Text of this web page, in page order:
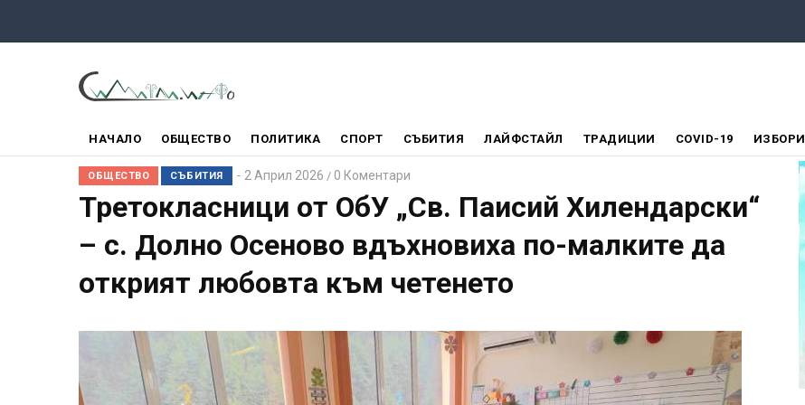
МЕНЮ
НАЧАЛО ОБЩЕСТВО ПОЛИТИКА СПОРТ СЪБИТИЯ ЛАЙФСТАЙЛ ТРАДИЦИИ COVID-19 ИЗБОРИ
ОБЩЕСТВО СЪБИТИЯ 2 Април 2026 / 0 Коментари
Третокласници от ОбУ „Св. Паисий Хилендарски“
– с. Долно Осеново вдъхновиха по-малките да
открият любовта към четенето